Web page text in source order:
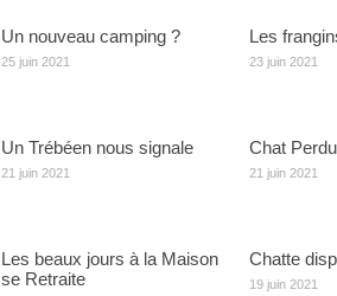
Un nouveau camping ?
25 juin 2021
Les
23 juin 2021
Un Trébéen nous signale
21 juin 2021
Chat
21 juin 2021
Les beaux jours à la Maison
se Retraite
Chatte
19 juin 2021